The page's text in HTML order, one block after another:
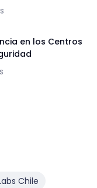
en los Centros
Chile